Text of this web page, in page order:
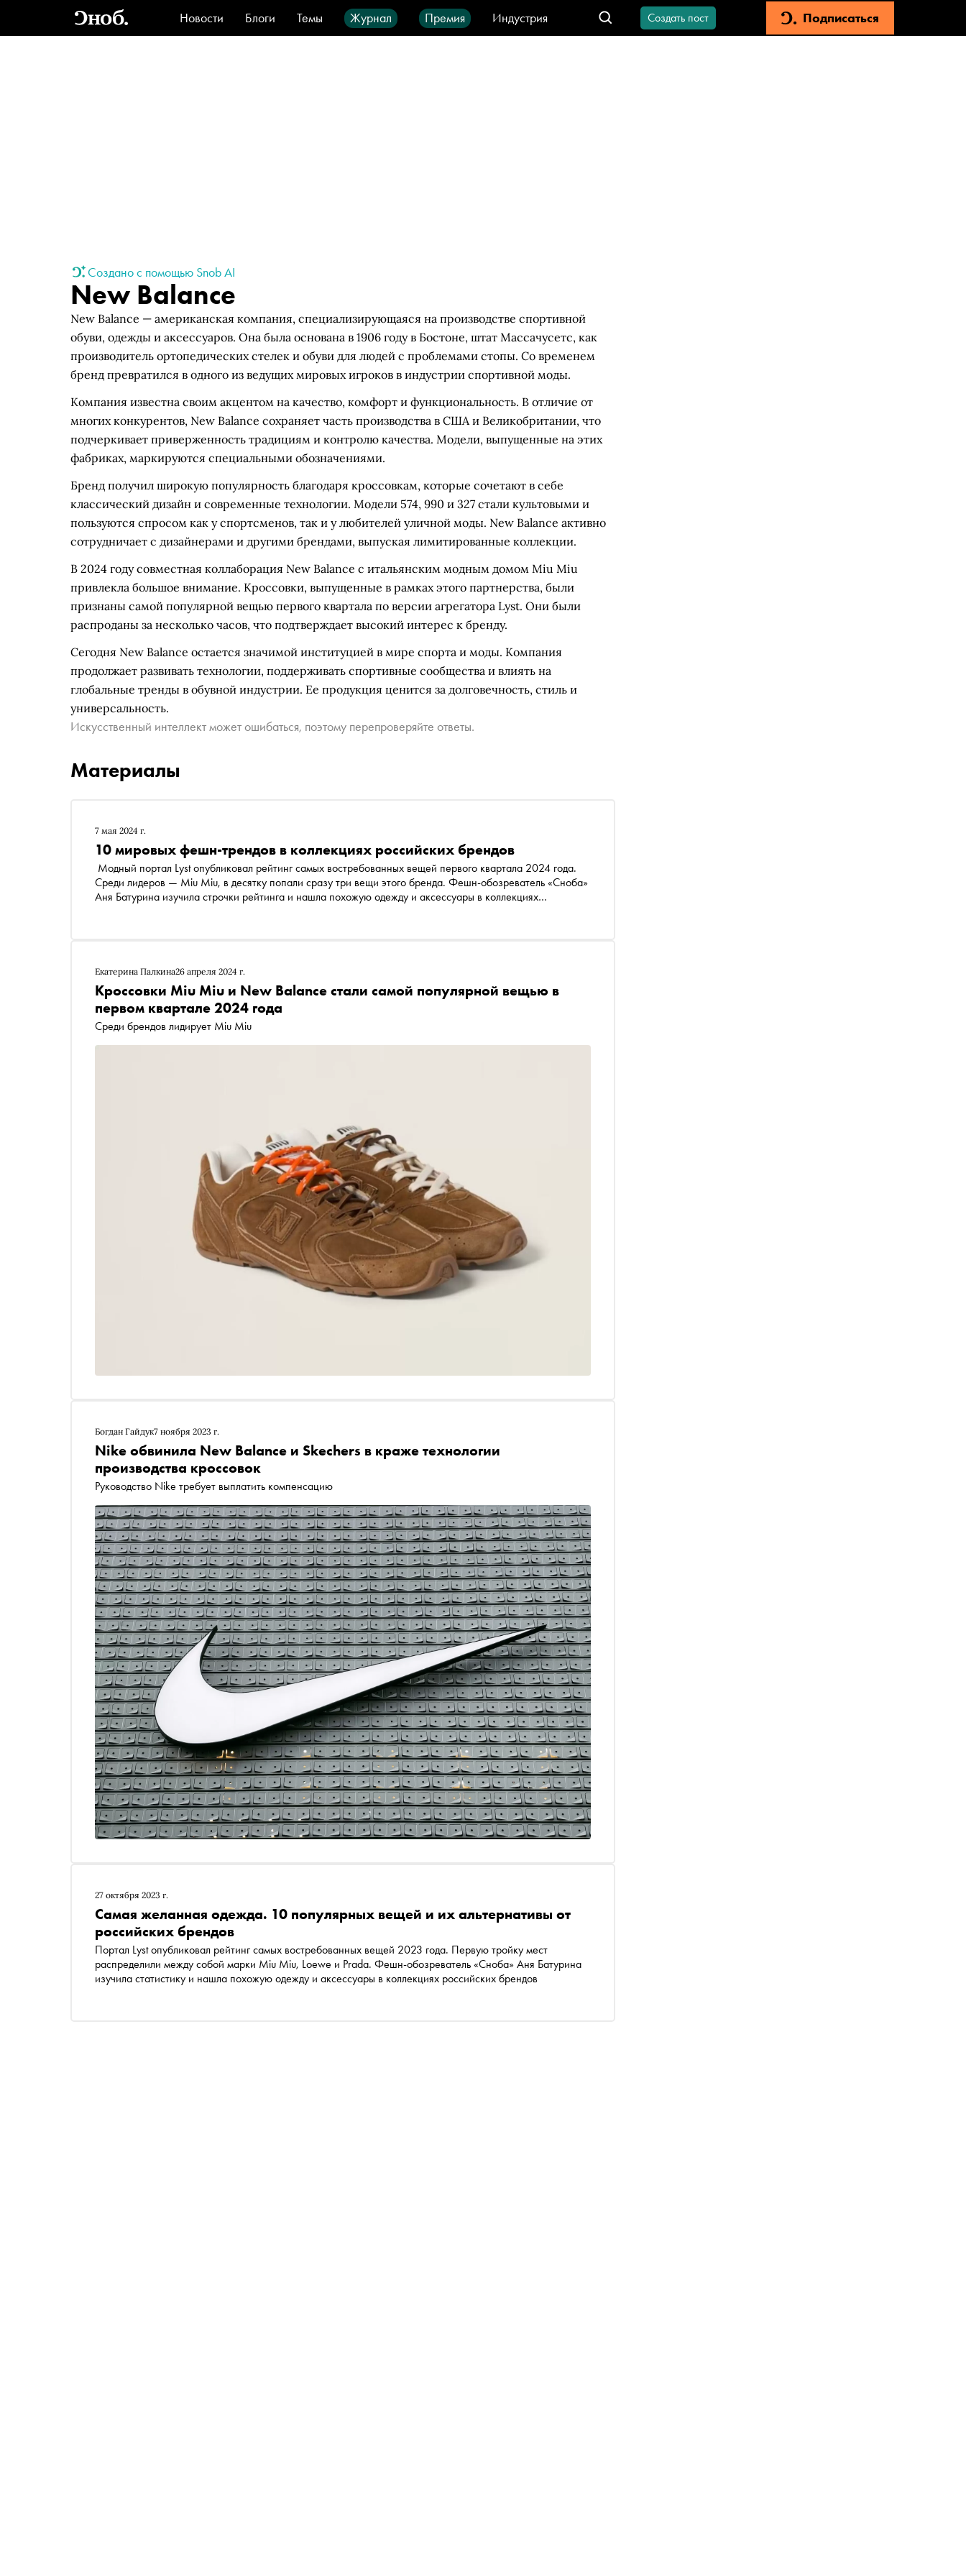
Новости Блоги Темы Журнал Премия
Индустрия
Стиль
Видео Город IT-продукты
Создать пост Подписаться
Создано с помощью Snob AI
New Balance
New Balance — американская компания, специализирующаяся на производстве спортивной
обуви, одежды и аксессуаров. Она была основана в 1906 году в Бостоне, штат Массачусетс, как
производитель ортопедических стелек и обуви для людей с проблемами стопы. Со временем
бренд превратился в одного из ведущих мировых игроков в индустрии спортивной моды.
Компания известна своим акцентом на качество, комфорт и функциональность. В отличие от
многих конкурентов, New Balance сохраняет часть производства в США и Великобритании, что
подчеркивает приверженность традициям и контролю качества. Модели, выпущенные на этих
фабриках, маркируются специальными обозначениями.
Бренд получил широкую популярность благодаря кроссовкам, которые сочетают в себе
классический дизайн и современные технологии. Модели 574, 990 и 327 стали культовыми и
пользуются спросом как у спортсменов, так и у любителей уличной моды. New Balance активно
сотрудничает с дизайнерами и другими брендами, выпуская лимитированные коллекции.
В 2024 году совместная коллаборация New Balance с итальянским модным домом Miu Miu
привлекла большое внимание. Кроссовки, выпущенные в рамках этого партнерства, были
признаны самой популярной вещью первого квартала по версии агрегатора Lyst. Они были
распроданы за несколько часов, что подтверждает высокий интерес к бренду.
Сегодня New Balance остается значимой институцией в мире спорта и моды. Компания
продолжает развивать технологии, поддерживать спортивные сообщества и влиять на
глобальные тренды в обувной индустрии. Ее продукция ценится за долговечность, стиль и
универсальность.
Искусственный интеллект может ошибаться, поэтому перепроверяйте ответы.
Материалы
7 мая 2024 г.
10 мировых фешн-трендов в коллекциях российских брендов
Модный портал Lyst опубликовал рейтинг самых востребованных вещей первого квартала 2024 года.
Среди лидеров — Miu Miu, в десятку попали сразу три вещи этого бренда. Фешн-обозреватель «Сноба»
Аня Батурина изучила строчки рейтинга и нашла похожую одежду и аксессуары в коллекциях
Екатерина Палкина26 апреля 2024 г.
Кроссовки Miu Miu и New Balance стали самой популярной вещью в
первом квартале 2024 года
Среди брендов лидирует Miu Miu
Богдан Гайдук7 ноября 2023 г.
Nike обвинила New Balance и Skechers в краже технологии
производства кроссовок
Руководство Nike требует выплатить компенсацию
27 октября 2023 г.
Самая желанная одежда. 10 популярных вещей и их альтернативы от
российских брендов
Портал Lyst опубликовал рейтинг самых востребованных вещей 2023 года. Первую тройку мест
распределили между собой марки Miu Miu, Loewe и Prada. Фешн-обозреватель «Сноба» Аня Батурина
изучила статистику и нашла похожую одежду и аксессуары в коллекциях российских брендов